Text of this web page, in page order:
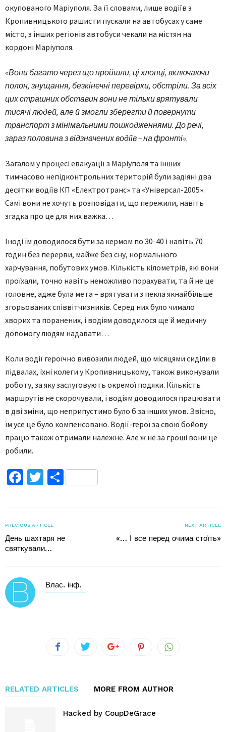
окупованого Маріуполя. За її словами, лише водіїв з
Кропивницького рашисти пускали на автобусах у саме
місто, з інших регіонів автобуси чекали на містян на
кордоні Маріуполя.
«Вони багато через що пройшли, ці хлопці, включаючи
полон, знущання, безкінечні перевірки, обстріли. За всіх
цих страшних обставин вони не тільки врятували
тисячі людей, але й змогли зберегти й повернути
транспорт з мінімальними пошкодженнями. До речі,
зараз половина з відзначених водіїв – на фронті».
Загалом у процесі евакуації з Маріуполя та інших
тимчасово непідконтрольних територій були задіяні два
десятки водіїв КП «Електротранс» та «Універсал-2005».
Самі вони не хочуть розповідати, що пережили, навіть
згадка про це для них важка…
Іноді їм доводилося бути за кермом по 30-40 і навіть 70
годин без перерви, майже без сну, нормального
харчування, побутових умов. Кількість кілометрів, які вони
проїхали, точно навіть неможливо порахувати, та й не це
головне, адже була мета – врятувати з пекла якнайбільше
згорьованих співвітчизників. Серед них було чимало
хворих та поранених, і водіям доводилося ще й медичну
допомогу людям надавати…
Коли водії героїчно вивозили людей, що місяцями сиділи в
підвалах, їхні колеги у Кропивницькому, також виконували
роботу, за яку заслуговують окремої подяки. Кількість
маршрутів не скорочували, і водіям доводилося працювати
в дві зміни, що неприпустимо було б за інших умов. Звісно,
їм усе це було компенсовано. Водії-герої за свою бойову
працю також отримали належне. Але ж не за гроші вони це
робили.
Facebook
TwitterПоділитися
PREVIOUS ARTICLE
День шахтаря не
святкували…
NEXT ARTICLE
«… І все перед очима стоїть»
Влас. інф.
RELATED ARTICLES MORE FROM AUTHOR
Hacked by CoupDeGrace